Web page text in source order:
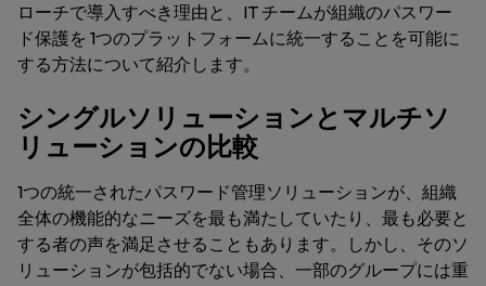
ローチで導入すべき理由と、IT チームが組織のパスワー
ド保護を 1つのプラットフォームに統一することを可能に
する方法について紹介します。
シングルソリューションとマルチソ
リューションの比較
1つの統一されたパスワード管理ソリューションが、組織
全体の機能的なニーズを最も満たしていたり、最も必要と
する者の声を満足させることもあります。しかし、そのソ
リューションが包括的でない場合、一部のグループには重